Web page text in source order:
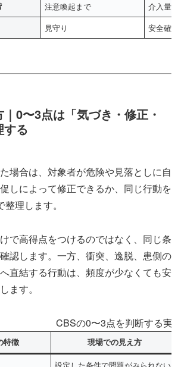
注意喚起まで 介入量
見守り 安全確
0〜3点は「気づき・修正・
る
場合は、対象者が危険や見落としに自
しによって修正できるか、同じ行動を
理します。
で高得点をつけるのではなく、同じ条
認します。一方、衝突、逸脱、患側の
直結する行動は、頻度が少なくても安
ます。
CBSの0〜3点を判断する実
特徴 現場での見え方